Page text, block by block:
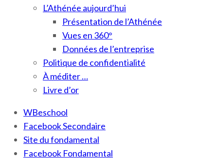
L’Athénée aujourd’hui
Présentation de l’Athénée
Vues en 360°
Données de l’entreprise
Politique de confidentialité
À méditer …
Livre d’or
WBeschool
Facebook Secondaire
Site du fondamental
Facebook Fondamental